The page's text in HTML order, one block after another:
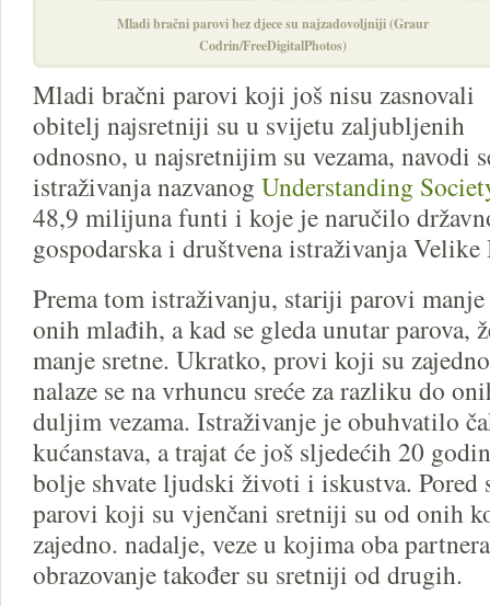
Mladi bračni parovi bez djece su najzadovoljniji (Graur
Codrin/FreeDigitalPhotos)
Mladi bračni parovi koji još nisu zasnovali
obitelj najsretniji su u svijetu zaljubljenih
odnosno, u najsretnijim su vezama, navodi
istraživanja nazvanog Understanding
48,9 milijuna funti i koje je naručilo
gospodarska i društvena istraživanja
Prema tom istraživanju, stariji parovi
onih mlađih, a kad se gleda unutar parova,
manje sretne. Ukratko, provi koji su
nalaze se na vrhuncu sreće za razliku do
duljim vezama. Istraživanje je obuhvatilo
kućanstava, a trajat će još sljedećih 20
bolje shvate ljudski životi i iskustva. Pored
parovi koji su vjenčani sretniji su od onih
zajedno. nadalje, veze u kojima oba
obrazovanje također su sretniji od drugih.